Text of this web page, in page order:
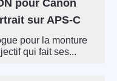
pour Canon
sur APS-C
pour la monture
qui fait ses...